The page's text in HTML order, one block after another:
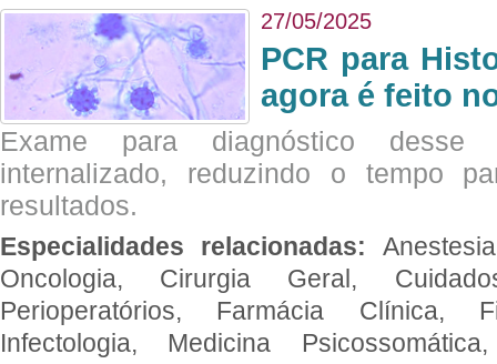
27/05/2025
PCR para
agora é feito
Exame para diagnóstico desse
internalizado, reduzindo o tempo
resultados.
Especialidades relacionadas:
Oncologia, Cirurgia Geral,
Perioperatórios, Farmácia Clínica,
Infectologia, Medicina